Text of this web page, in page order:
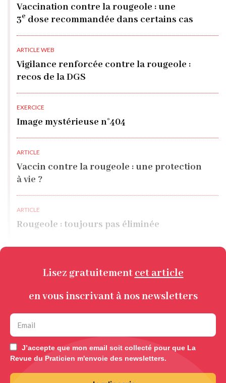
Vaccination contre la rougeole : une
3e dose recommandée dans certains cas
ARTICLE WEB
Vigilance renforcée contre la rougeole :
recos de la DGS
EXERCICE
Image mystérieuse n°404
ARTICLE
Vaccin contre la rougeole : une protection
à vie ?
ARTICLE
Rougeole : toujours pas éliminée
Lisez gratuitement cet article
en vous inscrivant à nos newsletters
J’accepte que mon email soit collecté pour que La
Revue du Praticien m'envoie des newsletters.